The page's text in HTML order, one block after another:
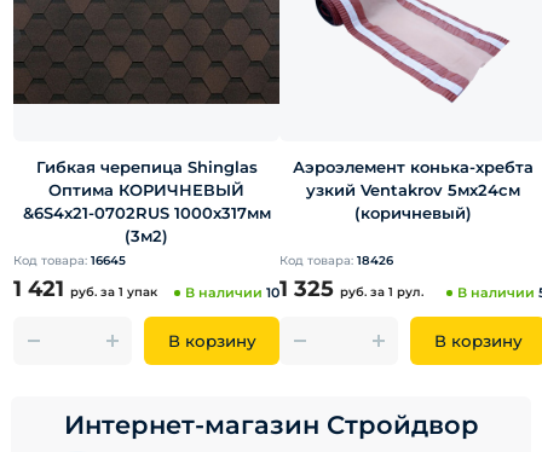
Гибкая черепица Shinglas
Оптима КОРИЧНЕВЫЙ
&6S4х21-0702RUS 1000х317мм
(3м2)
Код товара: 16645
1 421 руб. за 1 упак В наличии 10
В корзину
Аэроэлемент конька-хребта
узкий Ventakrov 5мх24см
(коричневый)
Код товара: 18426
1 325 руб. за 1 рул. В наличии
В корзину
Интернет-магазин Стройдвор